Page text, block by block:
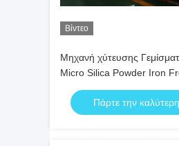
Βίντεο
Μηχανή χύτευσης
Micro Silica Powder Iron
Πάρτε την